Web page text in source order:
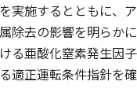
実施するとともに、ア
除去の影響を明らかに
る亜酸化窒素発生因子
適正運転条件指針を確